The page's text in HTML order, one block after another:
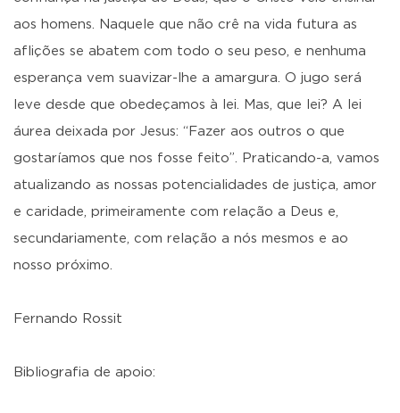
aos homens. Naquele que não crê na vida futura as
aflições se abatem com todo o seu peso, e nenhuma
esperança vem suavizar-lhe a amargura. O jugo será
leve desde que obedeçamos à lei. Mas, que lei? A lei
áurea deixada por Jesus: “Fazer aos outros o que
gostaríamos que nos fosse feito”. Praticando-a, vamos
atualizando as nossas potencialidades de justiça, amor
e caridade, primeiramente com relação a Deus e,
secundariamente, com relação a nós mesmos e ao
nosso próximo.
Fernando Rossit
Bibliografia de apoio: